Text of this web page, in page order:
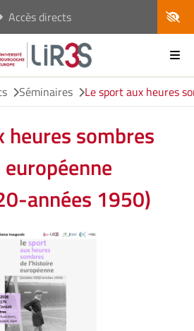
Accès directs
Séminaires Le sport aux heures
heures sombres
années 1950)